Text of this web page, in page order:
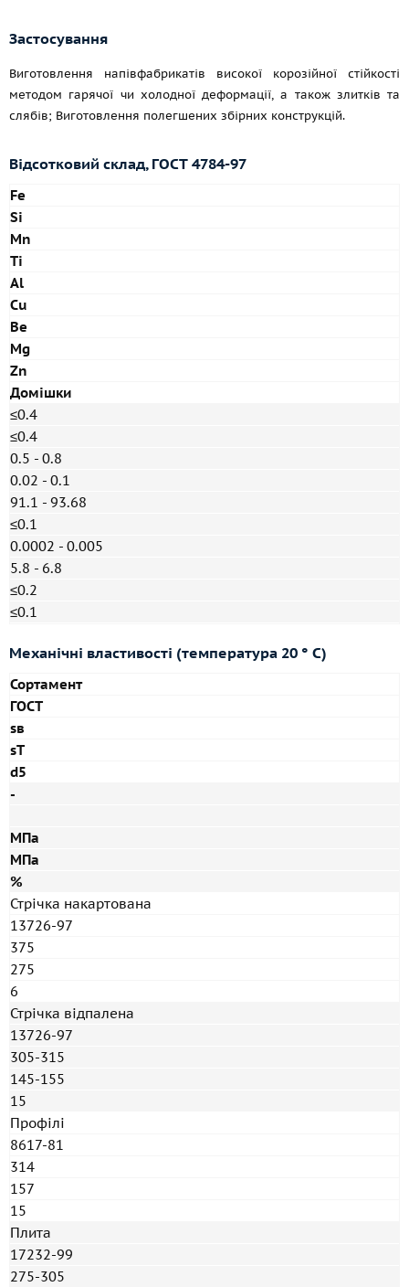
Застосування
Виготовлення напівфабрикатів високої корозійної стійкості
методом гарячої чи холодної деформації, а також злитків та
слябів; Виготовлення полегшених збірних конструкцій.
Відсотковий склад, ГОСТ 4784-97
Fe
Si
Mn
Ti
Al
Cu
Be
Mg
Zn
Домішки
≤0.4
≤0.4
0.5 - 0.8
0.02 - 0.1
91.1 - 93.68
≤0.1
0.0002 - 0.005
5.8 - 6.8
≤0.2
≤0.1
Механічні властивості (температура 20 ° С)
Сортамент
ГОСТ
sв
sT
d5
-
МПа
МПа
%
Стрічка накартована
13726-97
375
275
6
Стрічка відпалена
13726-97
305-315
145-155
15
Профілі
8617-81
314
157
15
Плита
17232-99
275-305